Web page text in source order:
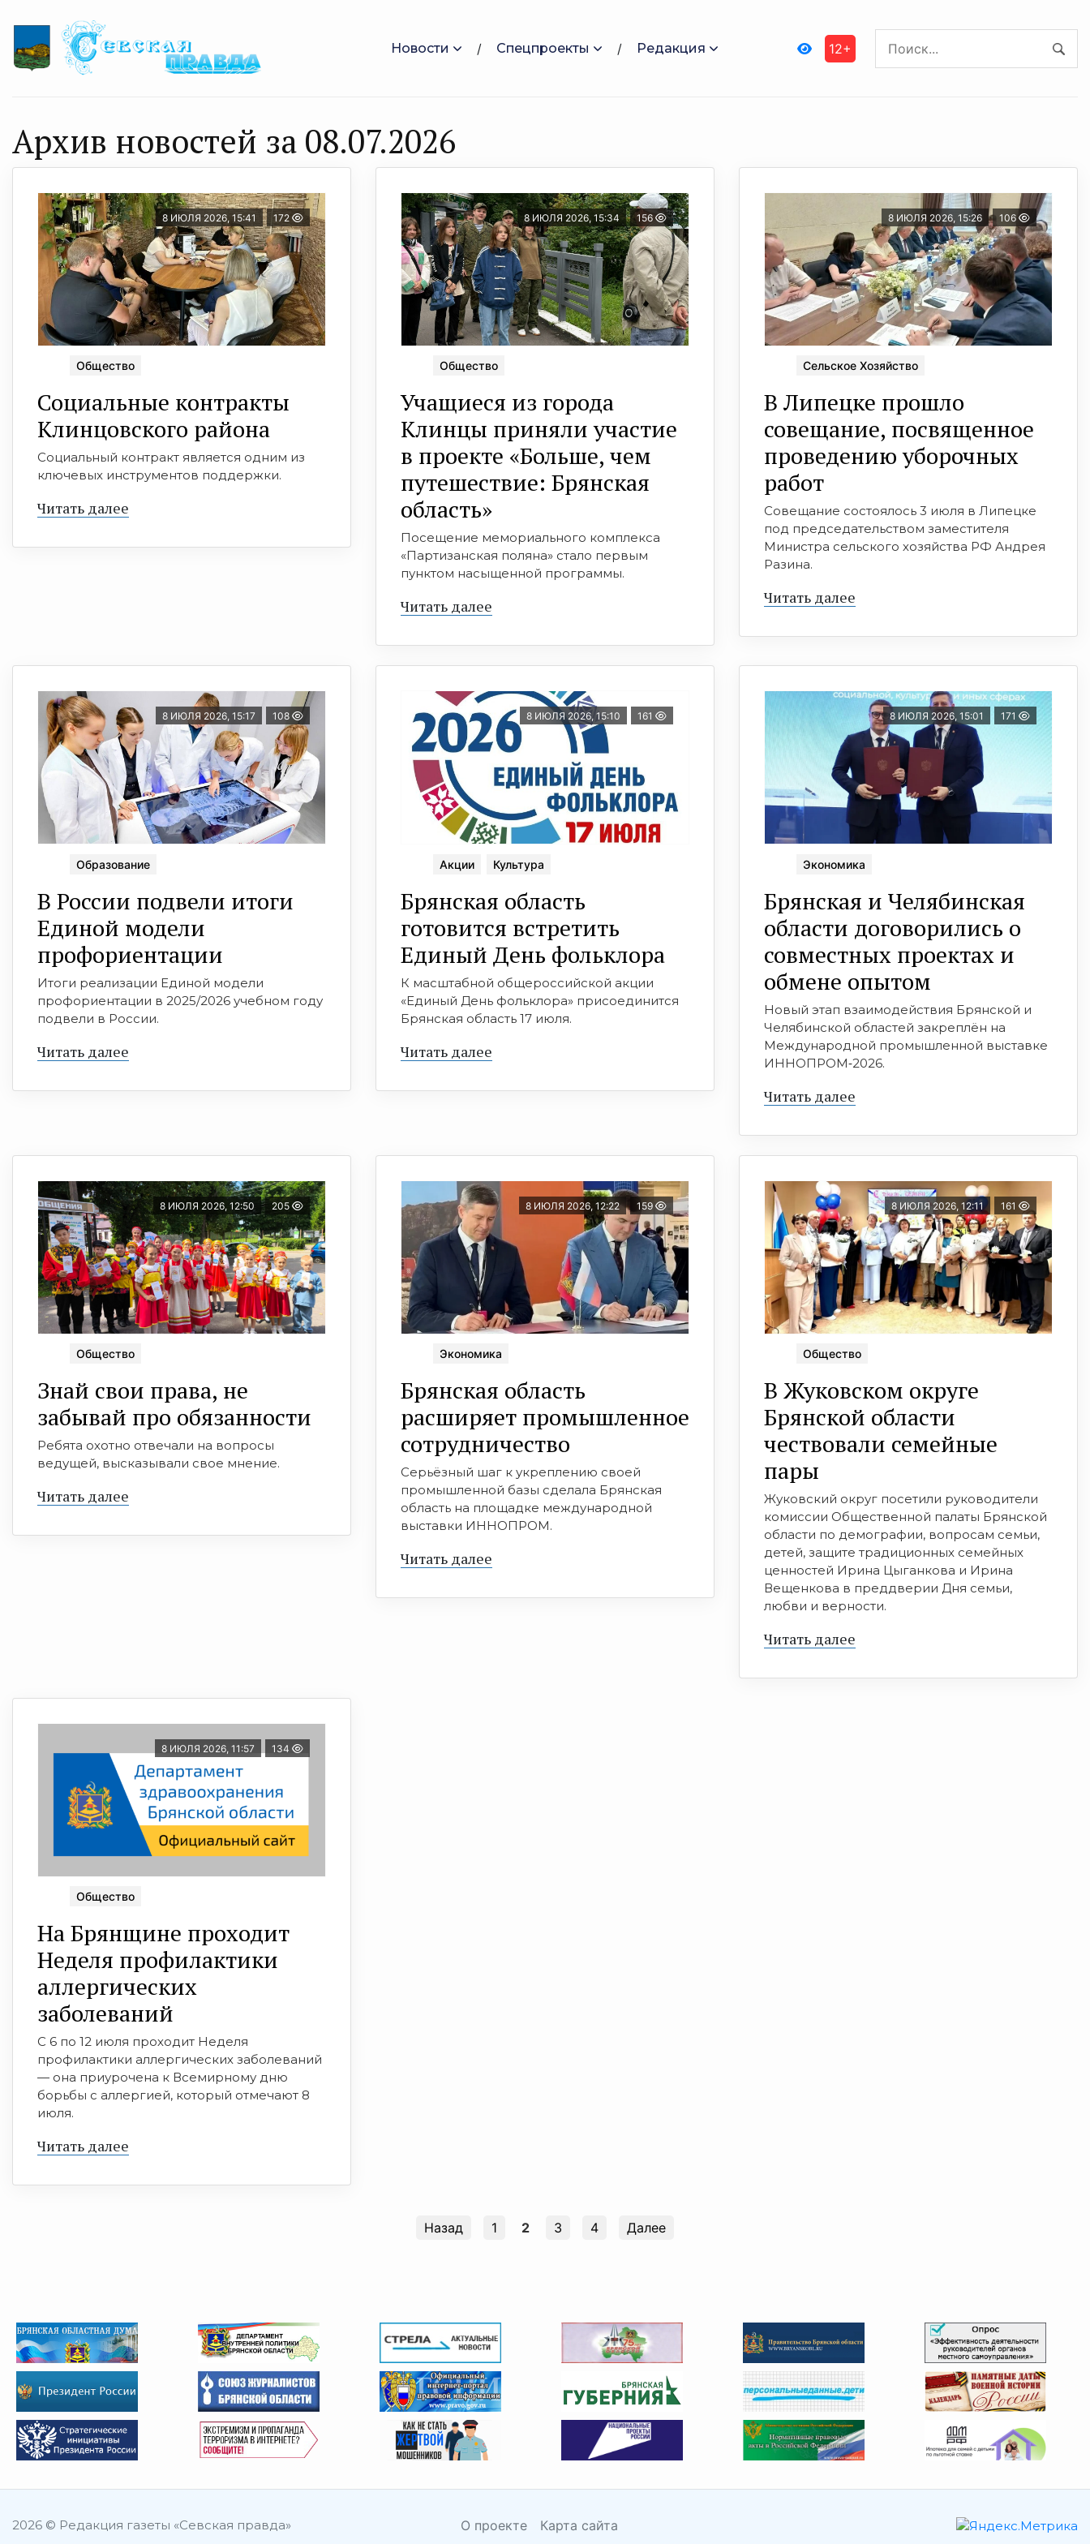
Новости Спецпроекты Редакция 12+
Архив новостей за 08.07.2026
8 ИЮЛЯ 2026, 15:41 172
Общество
Социальные контракты
Клинцовского района
Социальный контракт является одним из
ключевых инструментов поддержки.
Читать далее
8 ИЮЛЯ 2026, 15:34 156
Общество
Учащиеся из города
Клинцы приняли участие
в проекте «Больше, чем
путешествие: Брянская
область»
Посещение мемориального комплекса
«Партизанская поляна» стало первым
пунктом насыщенной программы.
Читать далее
8 ИЮЛЯ 2026, 15:26 106
Сельское Хозяйство
В Липецке прошло
совещание, посвященное
проведению уборочных
работ
Совещание состоялось 3 июля в Липецке
под председательством заместителя
Министра сельского хозяйства РФ Андрея
Разина.
Читать далее
8 ИЮЛЯ 2026, 15:17 108
Образование
В России подвели итоги
Единой модели
профориентации
Итоги реализации Единой модели
профориентации в 2025/2026 учебном году
подвели в России.
Читать далее
8 ИЮЛЯ 2026, 15:10 161
Акции Культура
Брянская область
готовится встретить
Единый День фольклора
К масштабной общероссийской акции
«Единый День фольклора» присоединится
Брянская область 17 июля.
Читать далее
8 ИЮЛЯ 2026, 15:01 171
Экономика
Брянская и Челябинская
области договорились о
совместных проектах и
обмене опытом
Новый этап взаимодействия Брянской и
Челябинской областей закреплён на
Международной промышленной выставке
ИННОПРОМ‑2026.
Читать далее
8 ИЮЛЯ 2026, 12:50 205
Общество
Знай свои права, не
забывай про обязанности
Ребята охотно отвечали на вопросы
ведущей, высказывали свое мнение.
Читать далее
8 ИЮЛЯ 2026, 12:22 159
Экономика
Брянская область
расширяет промышленное
сотрудничество
Серьёзный шаг к укреплению своей
промышленной базы сделала Брянская
область на площадке международной
выставки ИННОПРОМ.
Читать далее
8 ИЮЛЯ 2026, 12:11 161
Общество
В Жуковском округе
Брянской области
чествовали семейные
пары
Жуковский округ посетили руководители
комиссии Общественной палаты Брянской
области по демографии, вопросам семьи,
детей, защите традиционных семейных
ценностей Ирина Цыганкова и Ирина
Вещенкова в преддверии Дня семьи,
любви и верности.
Читать далее
8 ИЮЛЯ 2026, 11:57 134
Общество
На Брянщине проходит
Неделя профилактики
аллергических
заболеваний
С 6 по 12 июля проходит Неделя
профилактики аллергических заболеваний
— она приурочена к Всемирному дню
борьбы с аллергией, который отмечают 8
июля.
Читать далее
Назад 1 2 3 4 Далее
2026 © Редакция газеты «Севская правда» О проекте Карта сайта